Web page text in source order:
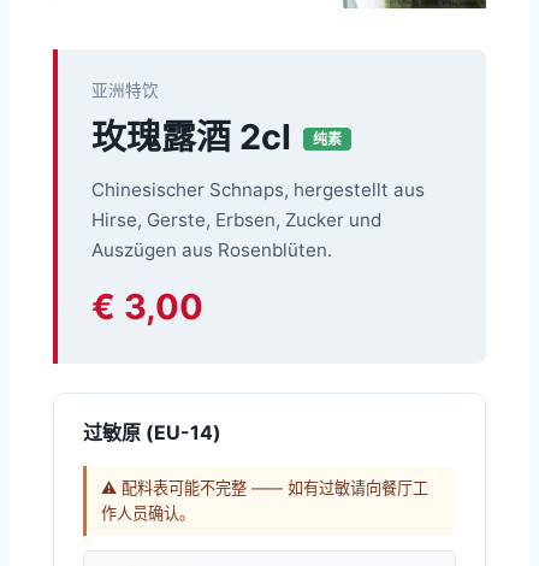
亚洲特饮
玫瑰露酒 2cl 纯素
Chinesischer Schnaps, hergestellt aus
Hirse, Gerste, Erbsen, Zucker und
Auszügen aus Rosenblüten.
€ 3,00
过敏原 (EU-14)
⚠ 配料表可能不完整 —— 如有过敏请向餐厅工
作人员确认。